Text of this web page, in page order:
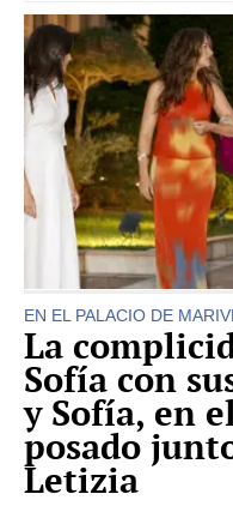
EN EL PALACIO DE
La
Sofía con
y Sofía, en
posado
Letizia